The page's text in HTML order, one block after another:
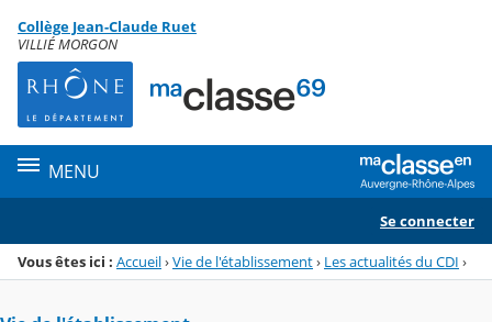
Menu de la rubrique
Contenu
Collège Jean-Claude Ruet
VILLIÉ MORGON
MENU
Se connecter
Vous êtes ici : Accueil›Vie de l'établissement› Les actualités du CDI ›